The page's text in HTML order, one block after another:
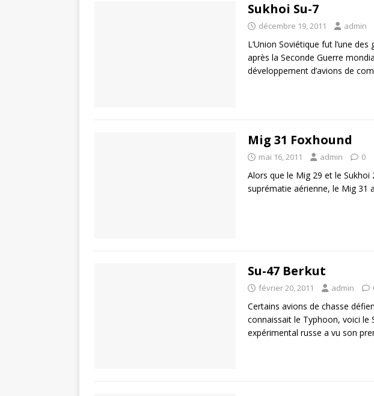
Sukhoi Su-7
décembre 19, 2011 admin
L’Union Soviétique fut l’une
après la Seconde Guerre
développement d’avions de
Mig 31 Foxhound
mai 16, 2011 admin 0
Alors que le Mig 29 et le
suprématie aérienne, le Mig 31
Su-47 Berkut
février 20, 2011 admin
Certains avions de chasse
connaissait le Typhoon, voici le
expérimental russe a vu son